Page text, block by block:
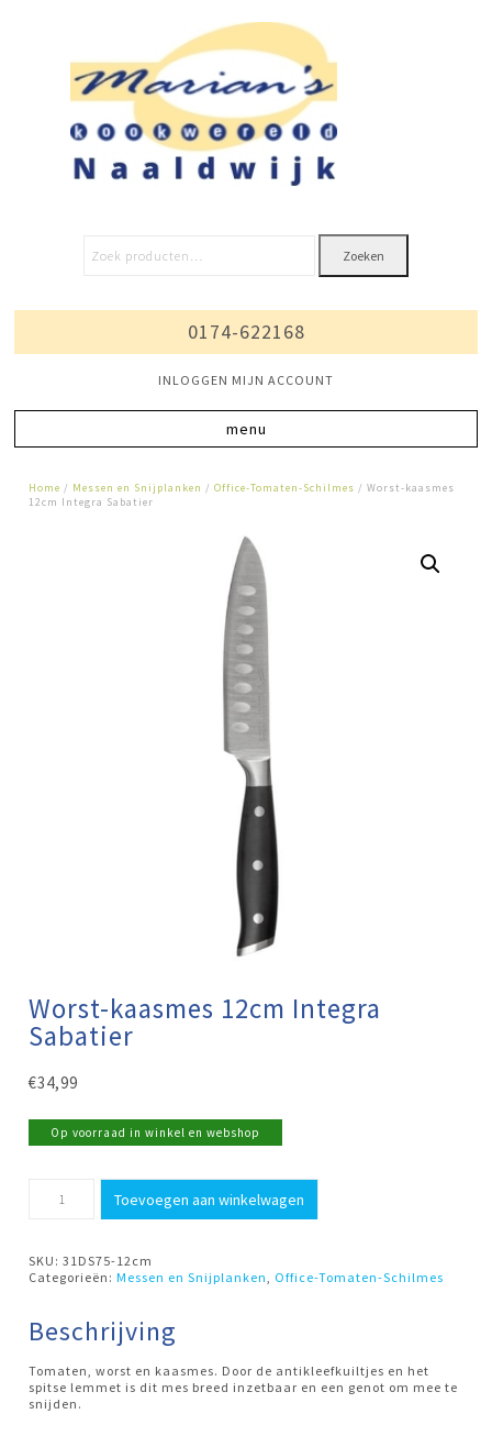
Zoeken
0174-622168
INLOGGEN MIJN ACCOUNT
Home / Messen en Snijplanken /Office-Tomaten-Schilmes / Worst-kaasmes
12cm Integra Sabatier
Worst-kaasmes 12cm Integra
Sabatier
€34,99
Op voorraad in winkel en webshop
kaasmes
aantal
Toevoegen aan winkelwagen
SKU:31DS75-12cm
Categorieën:Messen en Snijplanken Office-Tomaten-Schilmes
Beschrijving
Tomaten, worst en kaasmes. Door de antikleefkuiltjes en het
spitse lemmet is dit mes breed inzetbaar en een genot om mee te
snijden.